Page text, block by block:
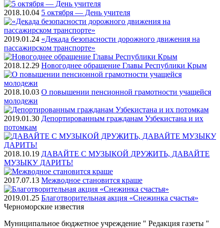
2018.10.04 5 октября — День учителя
2019.01.24 «Декада безопасности дорожного движения на
пассажирском транспорте»
2018.12.29 Новогоднее обращение Главы Республики Крым
2018.10.03 О повышении пенсионной грамотности учащейся
молодежи
2019.01.30 Депортированным гражданам Узбекистана и их
потомкам
2018.10.19 ДАВАЙТЕ С МУЗЫКОЙ ДРУЖИТЬ, ДАВАЙТЕ
МУЗЫКУ ДАРИТЬ!
2017.07.13 Межводное становится краше
2019.01.25 Благотворительная акция «Снежинка счастья»
Черноморские известия
Муниципальное бюджетное учреждение " Редакция газеты "